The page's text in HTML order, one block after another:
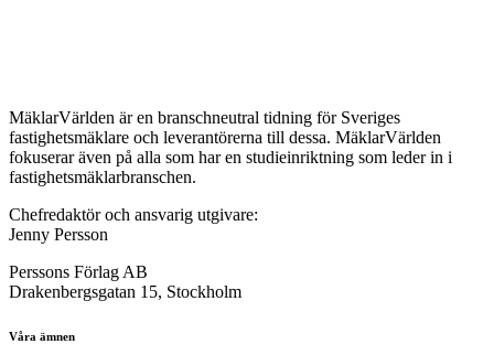
MäklarVärlden är en branschneutral tidning för Sveriges
fastighetsmäklare och leverantörerna till dessa. MäklarVärlden
fokuserar även på alla som har en studieinriktning som leder in i
fastighetsmäklarbranschen.
Chefredaktör och ansvarig utgivare:
Jenny Persson
Perssons Förlag AB
Drakenbergsgatan 15, Stockholm
Våra ämnen